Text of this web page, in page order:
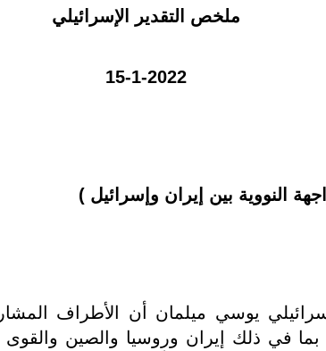
ملخص التقدير الإسرائيلي
15-1-2022
النووية بين إيران وإسرائيل )
يوسي ميلمان أن الأطراف
بما في ذلك إيران وروسيا والصين والقوى